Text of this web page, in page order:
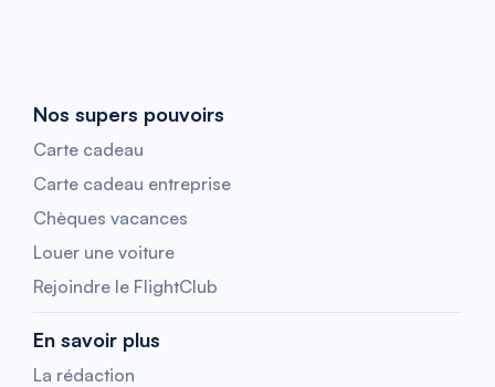
Nos supers pouvoirs
Carte cadeau
Carte cadeau entreprise
Chèques vacances
Louer une voiture
Rejoindre le FlightClub
En savoir plus
La rédaction